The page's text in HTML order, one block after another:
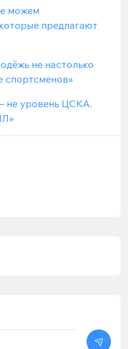
можем
предлагают
не настолько
спортсменов»
не уровень ЦСКА.